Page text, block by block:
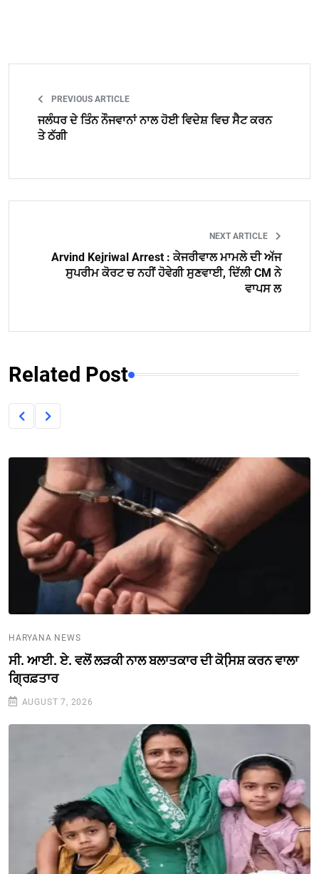
PREVIOUS ARTICLE
ਜਲੰਧਰ ਦੇ ਤਿੰਨ ਨੌਜਵਾਨਾਂ ਨਾਲ ਹੋਈ ਵਿਦੇਸ਼ ਵਿਚ ਸੈਟ ਕਰਨ
ਤੇ ਠੱਗੀ
NEXT ARTICLE
Arvind Kejriwal Arrest : ਕੇਜਰੀਵਾਲ ਮਾਮਲੇ ਦੀ ਅੱਜ
ਸੁਪਰੀਮ ਕੋਰਟ ਚ ਨਹੀਂ ਹੋਵੇਗੀ ਸੁਣਵਾਈ, ਦਿੱਲੀ CM ਨੇ
ਵਾਪਸ ਲ
Related Post
HARYANA NEWS
ਸੀ. ਆਈ. ਏ. ਵਲੋਂ ਲੜਕੀ ਨਾਲ ਬਲਾਤਕਾਰ ਦੀ ਕੋਸਿ਼ਸ਼ ਕਰਨ ਵਾਲਾ
ਗ੍ਰਿਫ਼ਤਾਰ
AUGUST 7, 2026